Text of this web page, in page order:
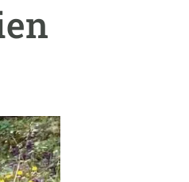
anteriors
global
dels ecosistemes
de la terra